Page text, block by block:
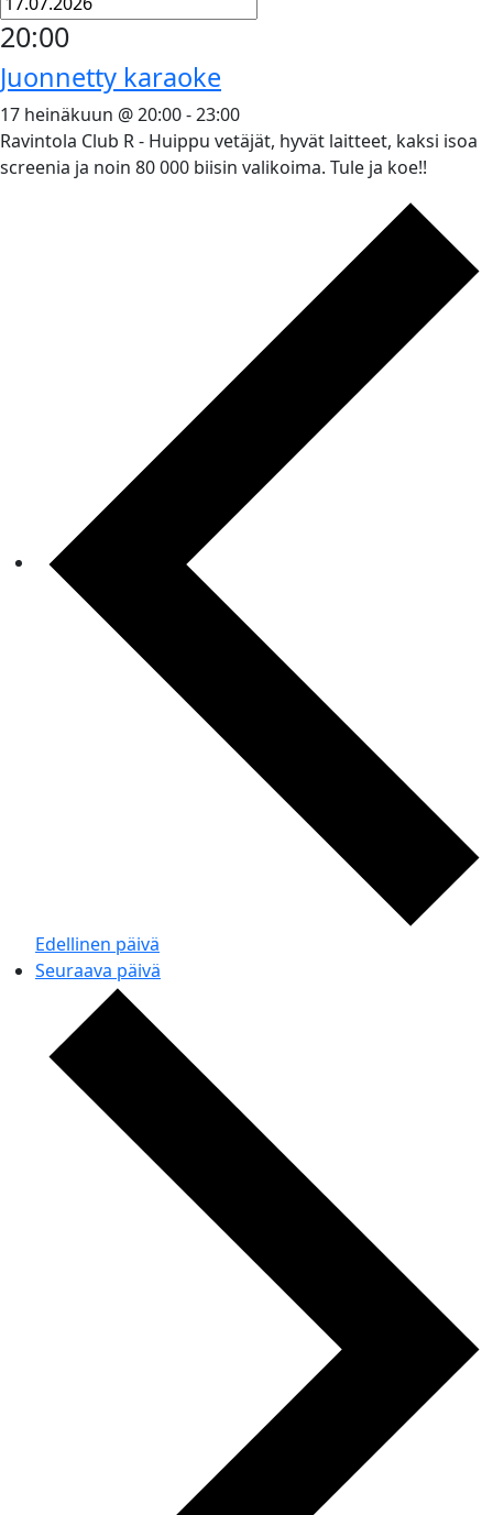
20:00
Juonnetty karaoke
17 heinäkuun @ 20:00-23:00
Ravintola Club R - Huippu vetäjät, hyvät laitteet, kaksi isoa
screenia ja noin 80 000 biisin valikoima. Tule ja koe!!
Edellinen päivä
Seuraava päivä